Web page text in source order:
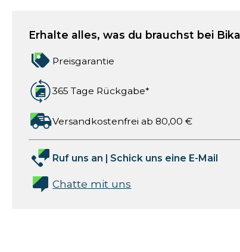
Erhalte alles, was du brauchst bei
Preisgarantie
365 Tage Rückgabe*
Versandkostenfrei ab 80,00 €
Ruf uns an | Schick uns eine E-Mail
Chatte mit uns